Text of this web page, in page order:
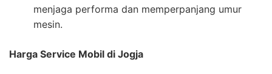
menjaga performa dan memperpanjang umur
mesin.
Harga Service Mobil di Jogja